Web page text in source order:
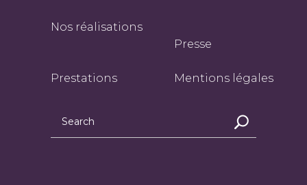
Nos réalisations
Prestations
Presse
Mentions légales